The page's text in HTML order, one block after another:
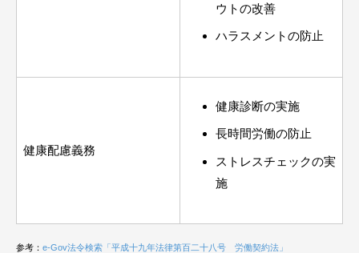
ウトの改善
ハラスメントの防止
健康配慮義務
健康診断の実施
長時間労働の防止
ストレスチェックの実
施
参考： e-Gov法令検索「平成十九年法律第百二十八号 労働契約法」